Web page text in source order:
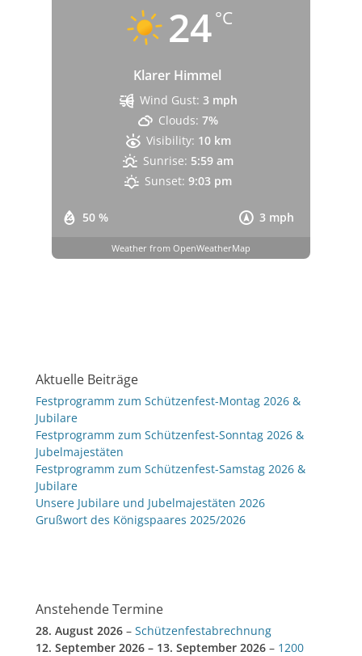
24°C
Klarer Himmel
50 % 3 mph
Wind Gust: 3 mph
Clouds: 7%
Visibility: 10 km
Sunrise: 5:59 am
Sunset: 9:03 pm
Weather from OpenWeatherMap
Aktuelle Beiträge
Festprogramm zum Schützenfest-Montag 2026 &
Jubilare
Festprogramm zum Schützenfest-Sonntag 2026 &
Jubelmajestäten
Festprogramm zum Schützenfest-Samstag 2026 &
Jubilare
Unsere Jubilare und Jubelmajestäten 2026
Grußwort des Königspaares 2025/2026
Anstehende Termine
28. August 2026 – Schützenfestabrechnung
12. September 2026 – 13. September 2026 – 1200